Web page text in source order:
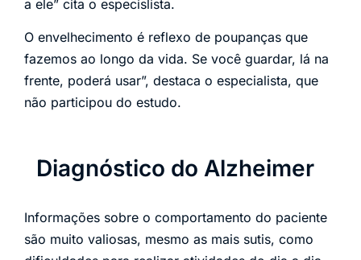
a ele” cita o especislista.
O envelhecimento é reflexo de poupanças que
fazemos ao longo da vida. Se você guardar, lá na
frente, poderá usar”, destaca o especialista, que
não participou do estudo.
Diagnóstico do Alzheimer
Informações sobre o comportamento do paciente
são muito valiosas, mesmo as mais sutis, como